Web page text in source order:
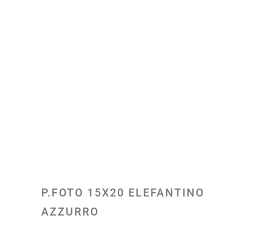
P.FOTO 15X20 ELEFANTINO
AZZURRO